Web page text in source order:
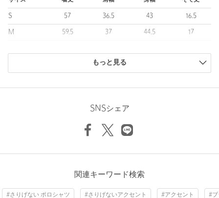
※商品を使用前に、タグ等に記載されている「取り扱い上の注意
※商品画像は、光の当たり具合やパソコンなどの閲覧環境によ
※商品の色味の目安は、商品単体の画像をご参照ください。
※画像の商品はサンプルです。実際の商品と色味、仕様、加工、
店舗まで下記の品名/品番をお申し付けください。
商品詳細
注文キャンセル 対象商品
S 57 36.5 43 16.5
M 59.5 37 44.5 17
商品は、独自の採寸方法により採寸されています。
Sleeve length
もっと見る
SNSシェア
関連キーワード検索
#さりげない ポロシャツ #さりげないアクセント #アクセント #ブ